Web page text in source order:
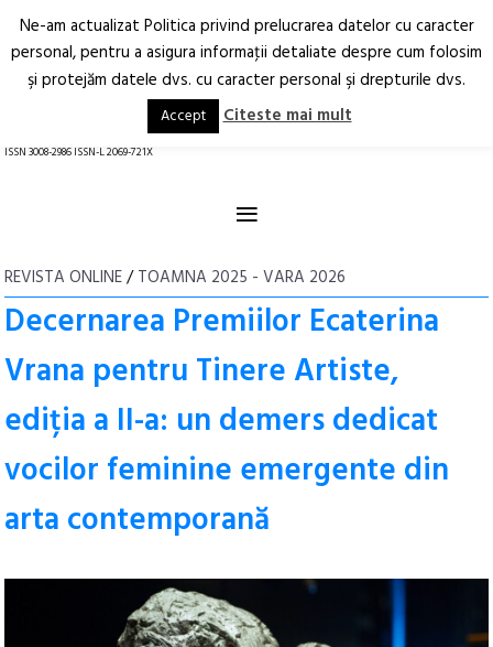
Arhitectură.
Oraș.
RO EN
ISSN 3008-2986 ISSN-L 2069-721X
≡
REVISTA ONLINE/TOAMNA 2025 - VARA 2026
Decernarea Premiilor Ecaterina
Vrana pentru Tinere Artiste,
ediția a II-a: un demers dedicat
vocilor feminine emergente din
arta contemporană
Ne-am actualizat Politica privind prelucrarea datelor cu caracter
personal, pentru a asigura informaţii detaliate despre cum folosim
şi protejăm datele dvs. cu caracter personal şi drepturile dvs.
Accept Citeste mai mult